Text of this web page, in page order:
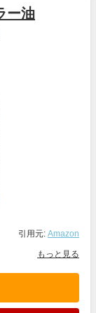
ー油
引用元: Amazon
もっと見る